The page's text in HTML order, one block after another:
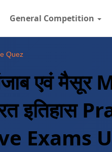
General Competition
Quez
पंजाब एवं
इतिहास
Exams